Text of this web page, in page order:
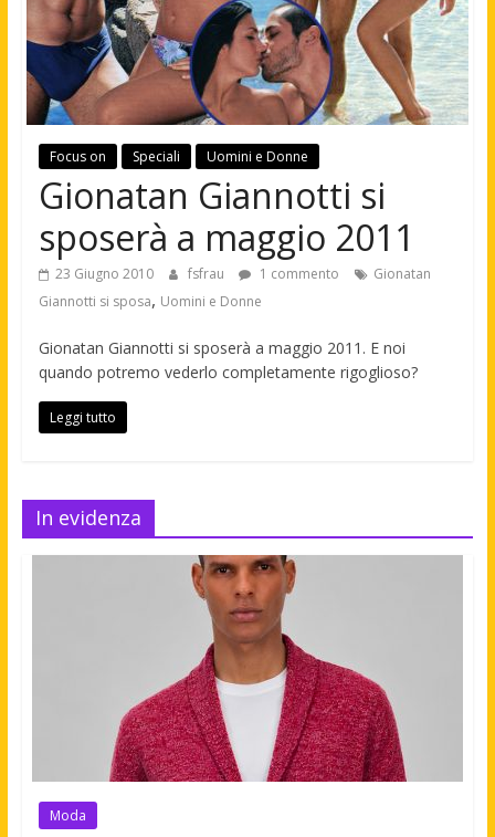
Focus on Speciali Uomini e Donne
Gionatan Giannotti si
sposerà a maggio 2011
23 Giugno 2010 fsfrau 1 commento
Gionatan
Giannotti si sposa, Uomini e Donne
Gionatan Giannotti si sposerà a maggio 2011. E noi
quando potremo vederlo completamente rigoglioso?
Leggi tutto
In evidenza
Moda